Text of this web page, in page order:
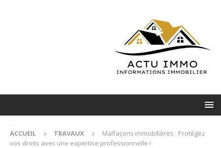
ACCUEIL TRAVAUX
Malfaçons immobilières : Protégez
vos droits avec une expertise professionnelle !